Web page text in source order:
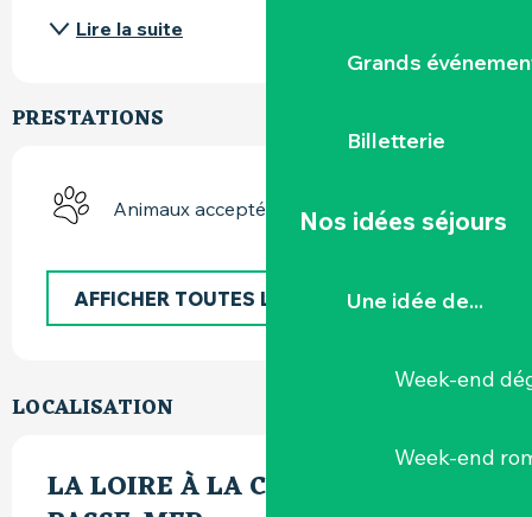
Grands
Billetterie
Nos idées séjours
Une idée de...
Week-end
Week-end
Lire la suite
PRESTATIONS
Animaux acceptés
AFFICHER TOUTES LES PRESTATIONS
LOCALISATION
LA LOIRE À LA CHAPELLE-